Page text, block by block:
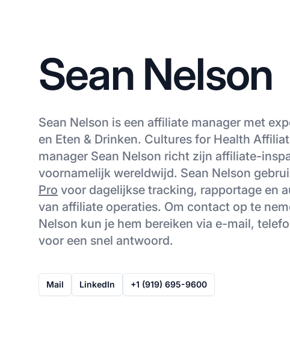
Sean Nelson
Sean Nelson is een affiliate manager met
en Eten & Drinken. Cultures for Health
manager Sean Nelson richt zijn affiliate-
voornamelijk wereldwijd. Sean Nelson
Pro voor dagelijkse tracking, rapportage en
van affiliate operaties. Om contact op te
Nelson kun je hem bereiken via e-mail,
voor een snel antwoord.
Mail LinkedIn +1 (919) 695-9600